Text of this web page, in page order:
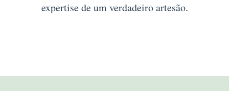
expertise de um verdadeiro artesão.